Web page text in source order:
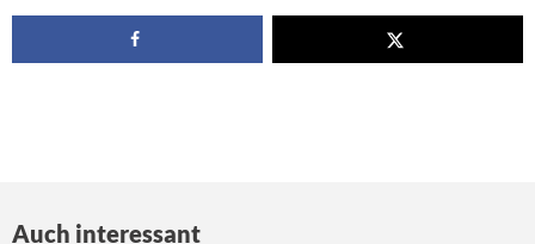
Auch interessant